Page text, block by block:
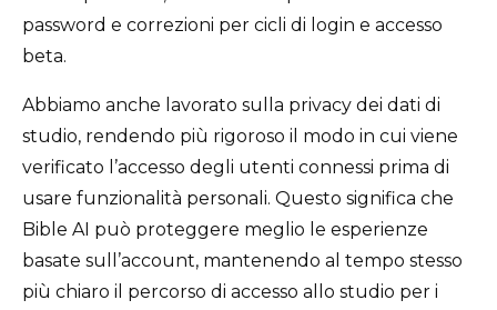
password e correzioni per cicli di login e accesso
beta.
Abbiamo anche lavorato sulla privacy dei dati di
studio, rendendo più rigoroso il modo in cui viene
verificato l’accesso degli utenti connessi prima di
usare funzionalità personali. Questo significa che
Bible AI può proteggere meglio le esperienze
basate sull’account, mantenendo al tempo stesso
più chiaro il percorso di accesso allo studio per i